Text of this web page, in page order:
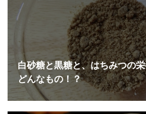
白砂糖と黒糖と、はちみつの
どんなもの！？